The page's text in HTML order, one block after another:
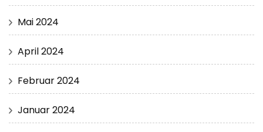
Mai 2024
April 2024
Februar 2024
Januar 2024